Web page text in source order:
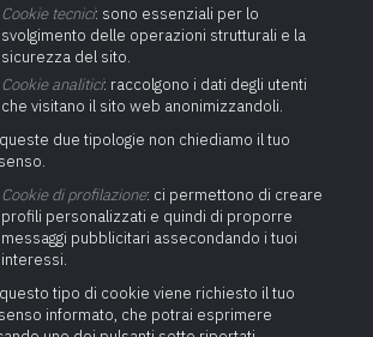
Determinazione fondo risorse
decentrate
Pratiche previdenziali
ai comuni per l’attivazione di
(Partenariato Pubblico
Privato)
Società e organismi
adempimenti degli enti locali
Adeguamento del sistema di
gestione documentale alle
nuove linee guida sul
documento informatico
Protezione dei Dati (RPD,
altrimenti denominato Data
Protection Officer, DPO)
Supporto transizione al
digitale
Gestione IVA
Gestione IRAP
Consolidato
Relazione di fine e inizio
mandato
Supporto alla predisposizione
del Piano Economico-
Attività di supporto Gare
Energetiche (ex Legge 10/91)
Controllo Pratiche Sismiche
2026
Cookie tecnici: sono essenziali per lo
svolgimento delle operazioni strutturali e la
sicurezza del sito.
Cookie analitici: raccolgono i dati degli utenti
che visitano il sito web anonimizzandoli.
due tipologie non chiediamo il tuo
Cookie di profilazione: ci permettono di creare
profili personalizzati e quindi di proporre
messaggi pubblicitari assecondando i tuoi
interessi.
tipo di cookie viene richiesto il tuo
informato, che potrai esprimere